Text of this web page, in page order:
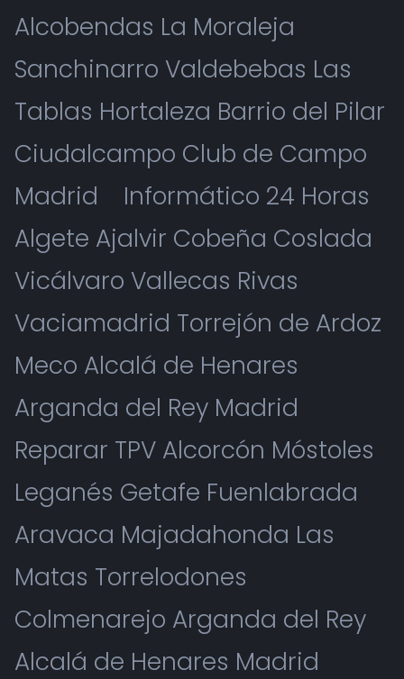
Alcobendas La Moraleja
Sanchinarro Valdebebas Las
Tablas Hortaleza Barrio del Pilar
Ciudalcampo Club de Campo
Madrid
Informático 24 Horas
Algete Ajalvir Cobeña Coslada
Vicálvaro Vallecas Rivas
Vaciamadrid Torrejón de Ardoz
Meco Alcalá de Henares
Arganda del Rey Madrid
Reparar TPV Alcorcón Móstoles
Leganés Getafe Fuenlabrada
Aravaca Majadahonda Las
Matas Torrelodones
Colmenarejo Arganda del Rey
Alcalá de Henares Madrid